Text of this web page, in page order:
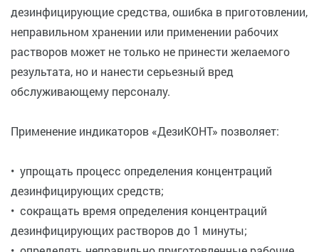
дезинфицирующие средства, ошибка в приготовлении,
неправильном хранении или применении рабочих
растворов может не только не принести желаемого
результата, но и нанести серьезный вред
обслуживающему персоналу.
Применение индикаторов «ДезиКОНТ» позволяет:
• упрощать процесс определения концентраций
дезинфицирующих средств;
• сокращать время определения концентраций
дезинфицирующих растворов до 1 минуты;